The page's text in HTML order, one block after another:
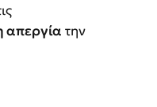
απεργία την